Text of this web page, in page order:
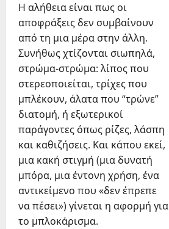
Η αλήθεια είναι πως οι
αποφράξεις δεν συμβαίνουν
από τη μια μέρα στην άλλη.
Συνήθως χτίζονται σιωπηλά,
στρώμα-στρώμα: λίπος που
στερεοποιείται, τρίχες που
μπλέκουν, άλατα που “τρώνε”
διατομή, ή εξωτερικοί
παράγοντες όπως ρίζες, λάσπη
και καθιζήσεις. Και κάπου εκεί,
μια κακή στιγμή (μια δυνατή
μπόρα, μια έντονη χρήση, ένα
αντικείμενο που «δεν έπρεπε
να πέσει») γίνεται η αφορμή για
το μπλοκάρισμα.